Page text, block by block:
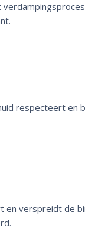
respecteert
verspreidt de